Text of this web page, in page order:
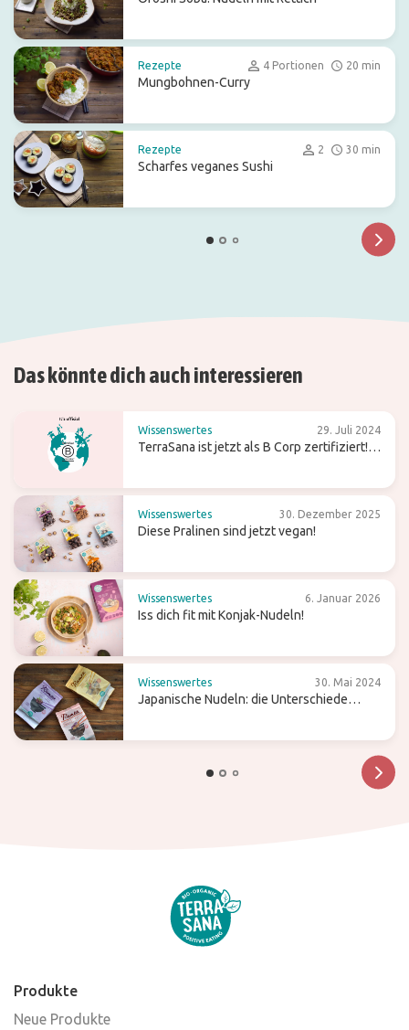
Rezepte 4 Portionen 20 min
Mungbohnen-Curry
Rezepte 2 30 min
Scharfes veganes Sushi
Das könnte dich auch interessieren
Wissenswertes 29. Juli 2024
TerraSana ist jetzt als B Corp zertifiziert!
Wissenswertes 30. Dezember 2025
Diese Pralinen sind jetzt vegan!
Wissenswertes 6. Januar 2026
Iss dich fit mit Konjak-Nudeln!
Wissenswertes 30. Mai 2024
Japanische Nudeln: die Unterschiede
Produkte
Neue Produkte